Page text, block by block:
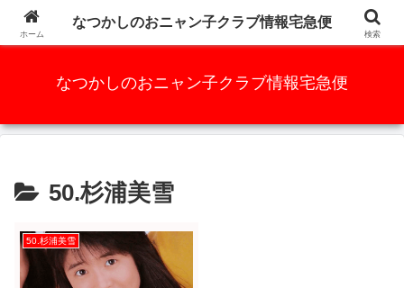
かつての人気アイドルグループ、元祖AKB48と言っても過言ではな
なつかしのおニャン子クラブ情報宅急便
50.杉浦美雪
50.杉浦美雪
ホーム
なつかしのおニャン子クラブ情報宅急便
検索